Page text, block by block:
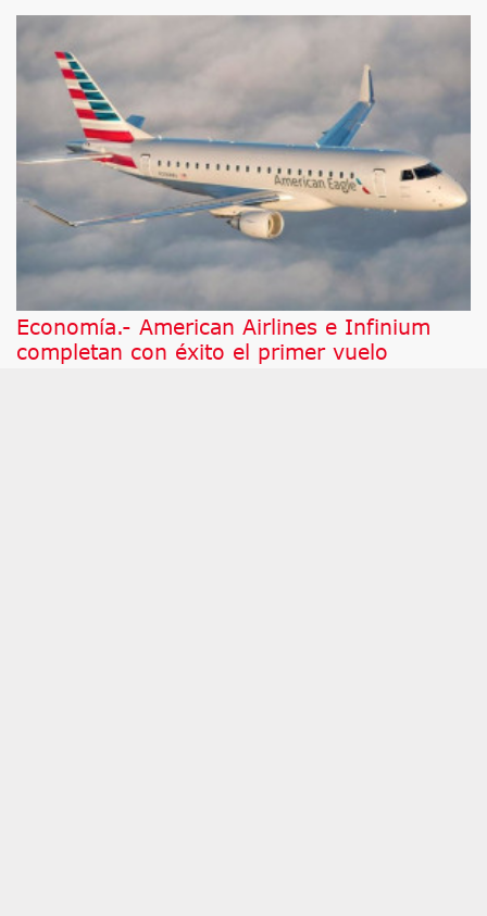
Economía.- American Airlines e Infinium
completan con éxito el primer vuelo